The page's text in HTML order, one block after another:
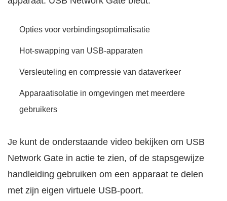
Opties voor verbindingsoptimalisatie
Hot-swapping van USB-apparaten
Versleuteling en compressie van dataverkeer
Apparaatisolatie in omgevingen met meerdere
gebruikers
Je kunt de onderstaande video bekijken om USB
Network Gate in actie te zien, of de stapsgewijze
handleiding gebruiken om een apparaat te delen
met zijn eigen virtuele USB-poort.